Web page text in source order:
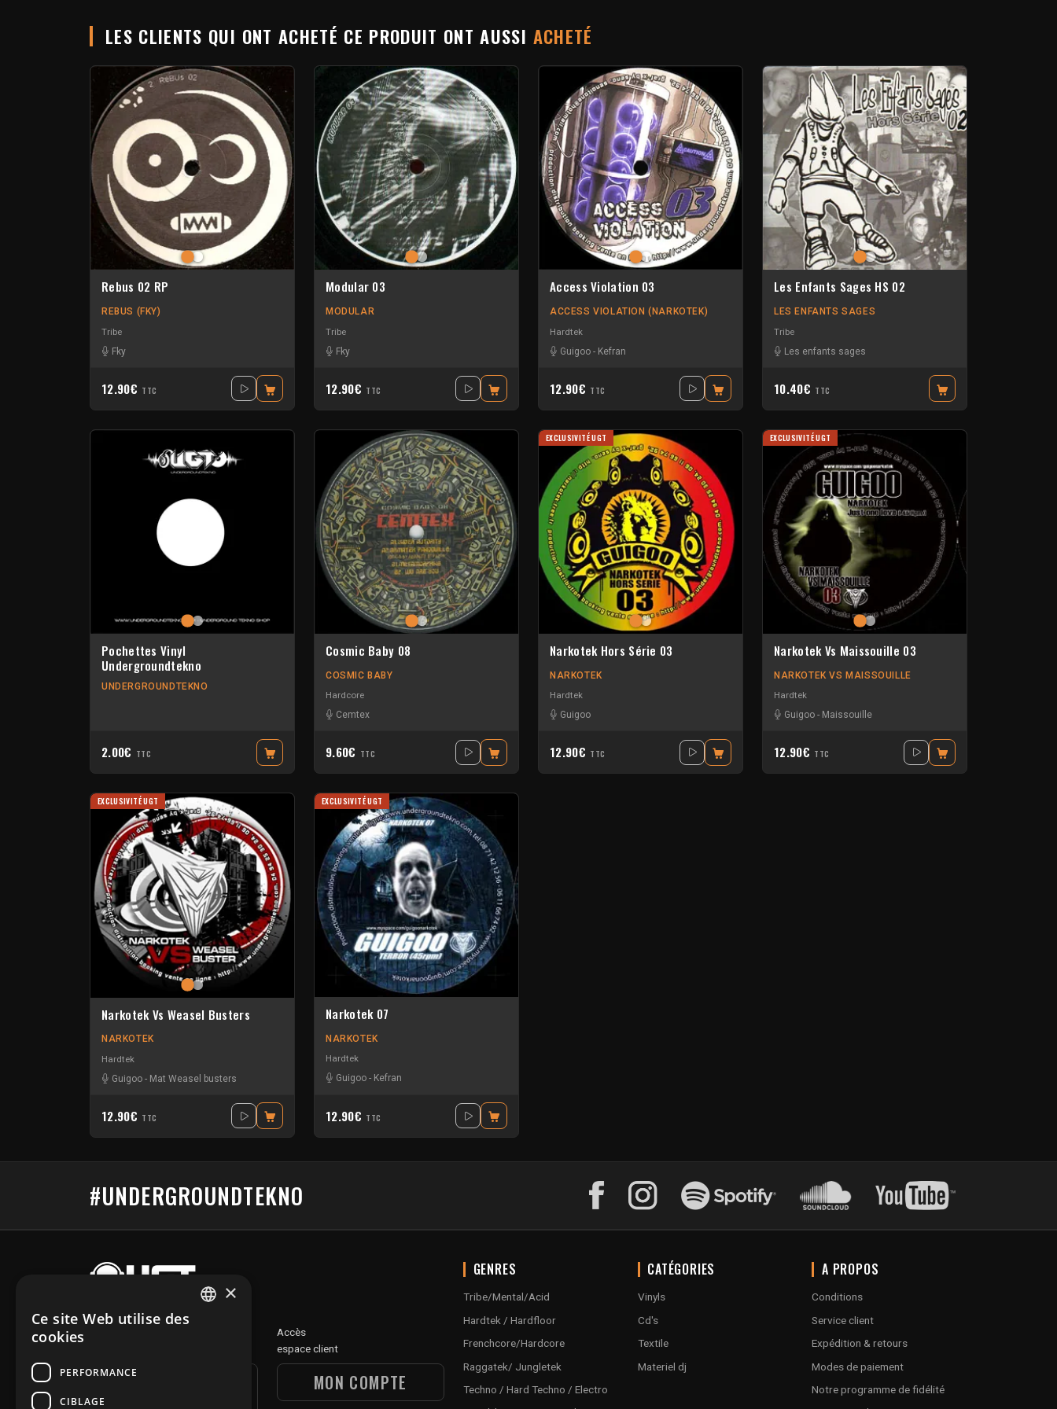
LES CLIENTS QUI ONT ACHETÉ CE PRODUIT ONT AUSSI ACHETÉ
Rebus 02 RP
REBUS (FKY)
Tribe
Fky
12.90€ TTC
Modular 03
MODULAR
Tribe
Fky
12.90€ TTC
Access Violation 03
ACCESS VIOLATION (NARKOTEK)
Hardtek
Guigoo - Kefran
12.90€ TTC
Les Enfants Sages HS 02
LES ENFANTS SAGES
Tribe
Les enfants sages
10.40€ TTC
Pochettes Vinyl
Undergroundtekno
UNDERGROUNDTEKNO
2.00€ TTC
Cosmic Baby 08
COSMIC BABY
Hardcore
Cemtex
9.60€ TTC
EXCLUSIVITÉ UGT
Narkotek Hors Série 03
NARKOTEK
Hardtek
Guigoo
12.90€ TTC
EXCLUSIVITÉ UGT
Narkotek Vs Maissouille 03
NARKOTEK VS MAISSOUILLE
Hardtek
Guigoo - Maissouille
12.90€ TTC
EXCLUSIVITÉ UGT
Narkotek Vs Weasel Busters
NARKOTEK
Hardtek
Guigoo - Mat Weasel busters
12.90€ TTC
EXCLUSIVITÉ UGT
Narkotek 07
NARKOTEK
Hardtek
Guigoo - Kefran
12.90€ TTC
#UNDERGROUNDTEKNO
UGT DIGITAL
Accès
espace client
MON COMPTE
GENRES
Tribe/Mental/Acid
Hardtek / Hardfloor
Frenchcore/Hardcore
Raggatek/ Jungletek
Techno / Hard Techno / Electro
CATÉGORIES
Vinyls
Cd's
Textile
Materiel dj
A PROPOS
Conditions
Service client
Expédition & retours
Modes de paiement
Notre programme de fidélité
×
Ce site Web utilise des
cookies
PERFORMANCE
CIBLAGE